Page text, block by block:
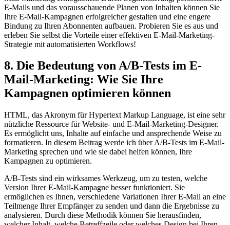
E-Mails und das vorausschauende Planen von Inhalten können Sie
Ihre E-Mail-Kampagnen erfolgreicher gestalten und eine engere
Bindung zu Ihren Abonnenten aufbauen. Probieren Sie es aus und
erleben Sie selbst die Vorteile einer effektiven E-Mail-Marketing-
Strategie mit automatisierten Workflows!
8. Die Bedeutung von A/B-Tests im E-
Mail-Marketing: Wie Sie Ihre
Kampagnen optimieren können
HTML, das Akronym für Hypertext Markup Language, ist eine sehr
nützliche Ressource für Website- und E-Mail-Marketing-Designer.
Es ermöglicht uns, Inhalte auf einfache und ansprechende Weise zu
formatieren. In diesem Beitrag werde ich über A/B-Tests im E-Mail-
Marketing sprechen und wie sie dabei helfen können, Ihre
Kampagnen zu optimieren.
A/B-Tests sind ein wirksames Werkzeug, um zu testen, welche
Version Ihrer E-Mail-Kampagne besser funktioniert. Sie
ermöglichen es Ihnen, verschiedene Variationen Ihrer E-Mail an eine
Teilmenge Ihrer Empfänger zu senden und dann die Ergebnisse zu
analysieren. Durch diese Methodik können Sie herausfinden,